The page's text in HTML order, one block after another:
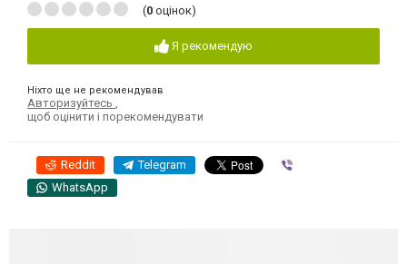
(0 оцінок)
Я рекомендую
Ніхто ще не рекомендував
Авторизуйтесь ,
щоб оцінити і порекомендувати
Reddit Telegram
WhatsApp